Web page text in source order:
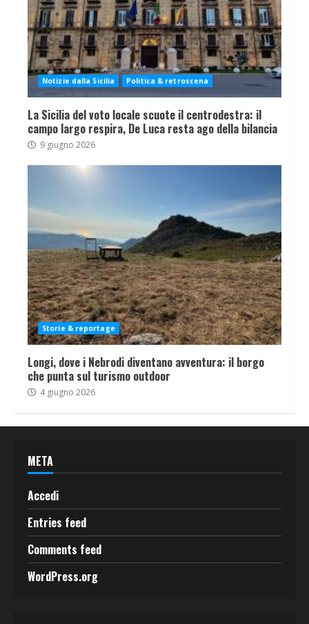
Notizie dalla Sicilia Politica & retroscena
La Sicilia del voto locale scuote il centrodestra: il
campo largo respira, De Luca resta ago della bilancia
9 giugno 2026
Storie & reportage
Longi, dove i Nebrodi diventano avventura: il borgo
che punta sul turismo outdoor
4 giugno 2026
META
Accedi
Entries feed
Comments feed
WordPress.org